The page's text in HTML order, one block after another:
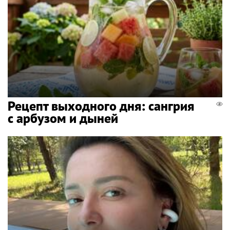
Рецепт выходного дня: сангрия
с арбузом и дыней